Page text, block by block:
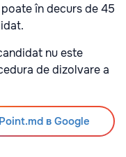
în decurs de 45
nu este
de dizolvare a
в Google